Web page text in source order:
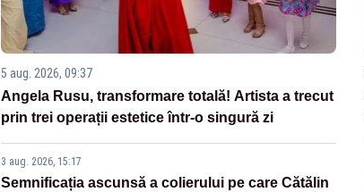
5 aug. 2026, 09:37
Angela Rusu, transformare totală! Artista a trecut
prin trei operații estetice într-o singură zi
3 aug. 2026, 15:17
Semnificația ascunsă a colierului pe care Cătălin